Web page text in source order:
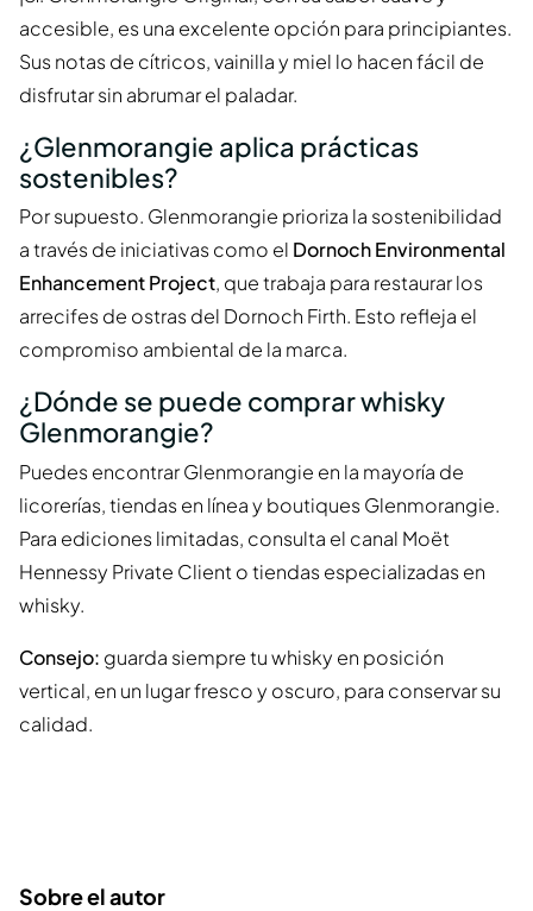
accesible, es una excelente opción para principiantes.
Sus notas de cítricos, vainilla y miel lo hacen fácil de
disfrutar sin abrumar el paladar.
¿Glenmorangie aplica prácticas
sostenibles?
Por supuesto. Glenmorangie prioriza la sostenibilidad
a través de iniciativas como el Dornoch Environmental
Enhancement Project, que trabaja para restaurar los
arrecifes de ostras del Dornoch Firth. Esto refleja el
compromiso ambiental de la marca.
¿Dónde se puede comprar whisky
Glenmorangie?
Puedes encontrar Glenmorangie en la mayoría de
licorerías, tiendas en línea y boutiques Glenmorangie.
Para ediciones limitadas, consulta el canal Moët
Hennessy Private Client o tiendas especializadas en
whisky.
Consejo: guarda siempre tu whisky en posición
vertical, en un lugar fresco y oscuro, para conservar su
calidad.
Sobre el autor